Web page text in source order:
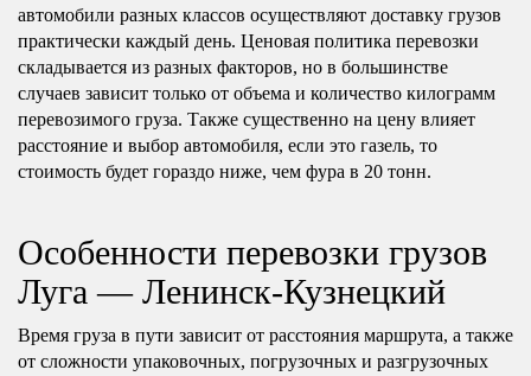
автомобили разных классов осуществляют доставку грузов
практически каждый день. Ценовая политика перевозки
складывается из разных факторов, но в большинстве
случаев зависит только от объема и количество килограмм
перевозимого груза. Также существенно на цену влияет
расстояние и выбор автомобиля, если это газель, то
стоимость будет гораздо ниже, чем фура в 20 тонн.
Особенности перевозки грузов
Луга — Ленинск-Кузнецкий
Время груза в пути зависит от расстояния маршрута, а также
от сложности упаковочных, погрузочных и разгрузочных